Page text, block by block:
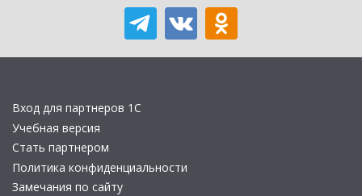
Вход для партнеров 1С
Учебная версия
Стать партнером
Политика конфиденциальности
Замечания по сайту